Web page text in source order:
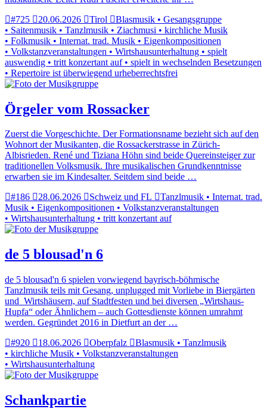
#725
20.06.2026 Tirol
Blasmusik • Gesangsgruppe
• Saitenmusik • Tanzlmusik • Ziachmusi • kirchliche Musik
• Folkmusik • Internat. trad. Musik • Eigenkompositionen
• Volkstanzveranstaltungen • Wirtshausunterhaltung • spielt
auswendig • tritt konzertant auf • spielt in wechselnden Besetzungen
• Repertoire ist überwiegend urheberrechtsfrei
Örgeler vom Rossacker
Zuerst die Vorgeschichte. Der Formationsname bezieht sich auf den
Wohnort der Musikanten, die Rossackerstrasse in Zürich-
Albisrieden. René und Tiziana Höhn sind beide Quereinsteiger zur
traditionellen Volksmusik. Ihre musikalischen Grundkenntnisse
erwarben sie im Kindesalter. Seitdem sind beide …
#186
28.06.2026 Schweiz und FL
Tanzlmusik • Internat. trad.
Musik • Eigenkompositionen • Volkstanzveranstaltungen
• Wirtshausunterhaltung • tritt konzertant auf
de 5 blousad'n 6
de 5 blousad'n 6 spielen vorwiegend bayrisch-böhmische
Tanzlmusik teils mit Gesang, unplugged mit Vorliebe in Biergärten
und Wirtshäusern, auf Stadtfesten und bei diversen „Wirtshaus-
Hupfa“ oder Ähnlichem – auch Gottesdienste können umrahmt
werden. Gegründet 2016 in Dietfurt an der …
#920
18.06.2026 Oberpfalz
Blasmusik • Tanzlmusik
• kirchliche Musik • Volkstanzveranstaltungen
• Wirtshausunterhaltung
Schankpartie